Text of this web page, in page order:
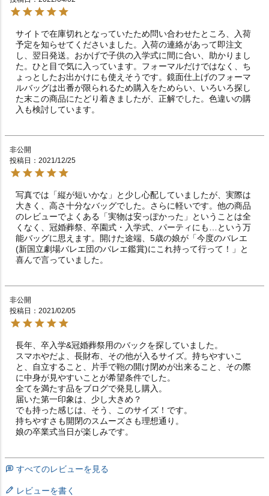
サイトで在庫切れとなっていたため問い合わせたところ、入荷
予定を知らせてくださいました。入荷の連絡があって即注文
し、翌日発送。おかげで子供の入学式に間に合い、助かりまし
た。ひと目で気に入っています。フォーマルだけではなく、ち
ょっとしたお出かけにも使えそうです。鏡面仕上げのフォーマ
ルバッグは出番が限られるため購入をためらい、いろいろ探し
た末この商品にたどり着きましたが、正解でした。色違いの購
入も検討しています。
非公開
投稿日
2021/12/25
写真では「縦が短いかな」と少し心配していましたが、実際は
大きく、高さ十分なバッグでした。さらに軽いです。他の商品
のレビューでよくある「実物は安っぽかった」ということは全
くなく、冠婚葬祭、卒園式・入学式、パーティにも…という万
能バッグに思えます。開けた途端、5歳の娘が「今度のバレエ
(新国立劇場バレエ団のバレエ鑑賞)にこれ持って行って！」と
喜んで言っていました。
非公開
投稿日
2021/02/05
長年、卒入学&冠婚葬祭用のバックを探していました。
スマホやだよ、長財布、その他が入るサイズ。持ちやすいこ
と、自立すること、片手で鞄の開け閉めが出来ること、その際
に中身が見やすいことが希望条件でした。
全てを満たす品をブログで発見し購入。
届いた第一印象は、少し大きめ？
でも持った感じは、そう、このサイズ！です。
持ちやすさも開閉のスムーズさも理想通り。
娘の卒業式当日が楽しみです。
すべてのレビューを見る
レビューを書く